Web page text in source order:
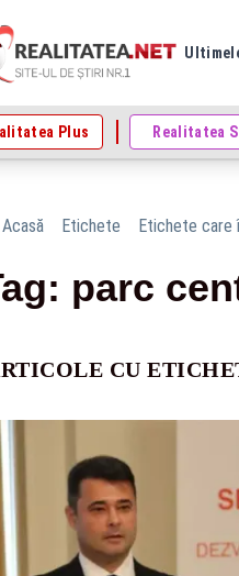
Plus Realitatea
Acasă Etichete Etichete care
parc
CU